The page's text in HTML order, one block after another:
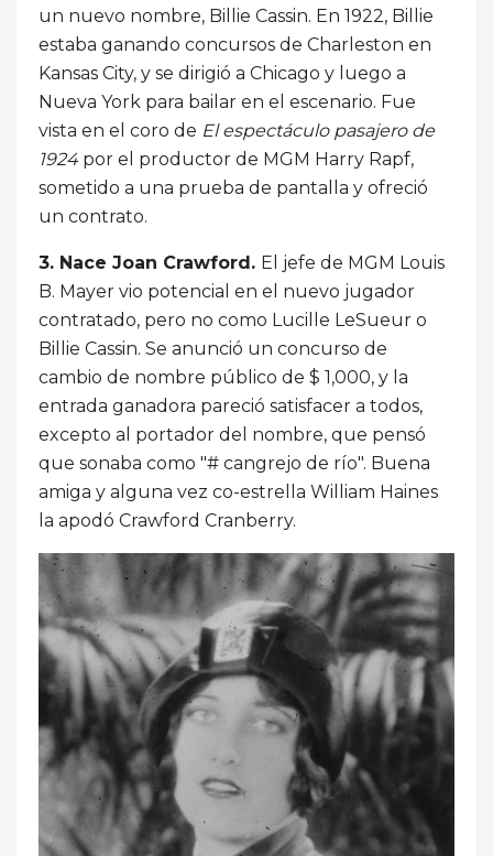
un nuevo nombre, Billie Cassin. En 1922, Billie
estaba ganando concursos de Charleston en
Kansas City, y se dirigió a Chicago y luego a
Nueva York para bailar en el escenario. Fue
vista en el coro de El espectáculo pasajero de
1924por el productor de MGM Harry Rapf,
sometido a una prueba de pantalla y ofreció
un contrato.
3. Nace Joan Crawford. El jefe de MGM Louis
B. Mayer vio potencial en el nuevo jugador
contratado, pero no como Lucille LeSueur o
Billie Cassin. Se anunció un concurso de
cambio de nombre público de $ 1,000, y la
entrada ganadora pareció satisfacer a todos,
excepto al portador del nombre, que pensó
que sonaba como "# cangrejo de río". Buena
amiga y alguna vez co-estrella William Haines
la apodó Crawford Cranberry.